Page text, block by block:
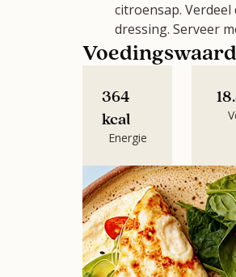
citroensap.
dressing. Serveer
364
kcal
Energie